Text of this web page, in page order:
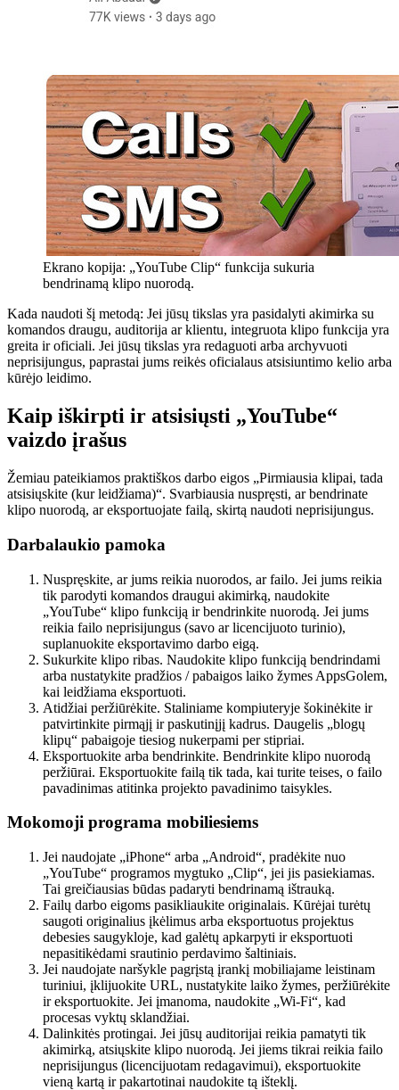
Ekrano kopija: „YouTube Clip“ funkcija sukuria
bendrinamą klipo nuorodą.
Kada naudoti šį metodą: Jei jūsų tikslas yra pasidalyti akimirka su
komandos draugu, auditorija ar klientu, integruota klipo funkcija yra
greita ir oficiali. Jei jūsų tikslas yra redaguoti arba archyvuoti
neprisijungus, paprastai jums reikės oficialaus atsisiuntimo kelio arba
kūrėjo leidimo.
Kaip iškirpti ir atsisiųsti „YouTube“
vaizdo įrašus
Žemiau pateikiamos praktiškos darbo eigos „Pirmiausia klipai, tada
atsisiųskite (kur leidžiama)“. Svarbiausia nuspręsti, ar bendrinate
klipo nuorodą, ar eksportuojate failą, skirtą naudoti neprisijungus.
Darbalaukio pamoka
Nuspręskite, ar jums reikia nuorodos, ar failo. Jei jums reikia
tik parodyti komandos draugui akimirką, naudokite
„YouTube“ klipo funkciją ir bendrinkite nuorodą. Jei jums
reikia failo neprisijungus (savo ar licencijuoto turinio),
suplanuokite eksportavimo darbo eigą.
Sukurkite klipo ribas. Naudokite klipo funkciją bendrindami
arba nustatykite pradžios / pabaigos laiko žymes AppsGolem,
kai leidžiama eksportuoti.
Atidžiai peržiūrėkite. Staliniame kompiuteryje šokinėkite ir
patvirtinkite pirmąjį ir paskutinįjį kadrus. Daugelis „blogų
klipų“ pabaigoje tiesiog nukerpami per stipriai.
Eksportuokite arba bendrinkite. Bendrinkite klipo nuorodą
peržiūrai. Eksportuokite failą tik tada, kai turite teises, o failo
pavadinimas atitinka projekto pavadinimo taisykles.
Mokomoji programa mobiliesiems
Jei naudojate „iPhone“ arba „Android“, pradėkite nuo
„YouTube“ programos mygtuko „Clip“, jei jis pasiekiamas.
Tai greičiausias būdas padaryti bendrinamą ištrauką.
Failų darbo eigoms pasikliaukite originalais. Kūrėjai turėtų
saugoti originalius įkėlimus arba eksportuotus projektus
debesies saugykloje, kad galėtų apkarpyti ir eksportuoti
nepasitikėdami srautinio perdavimo šaltiniais.
Jei naudojate naršykle pagrįstą įrankį mobiliajame leistinam
turiniui, įklijuokite URL, nustatykite laiko žymes, peržiūrėkite
ir eksportuokite. Jei įmanoma, naudokite „Wi-Fi“, kad
procesas vyktų sklandžiai.
Dalinkitės protingai. Jei jūsų auditorijai reikia pamatyti tik
akimirką, atsiųskite klipo nuorodą. Jei jiems tikrai reikia failo
neprisijungus (licencijuotam redagavimui), eksportuokite
vieną kartą ir pakartotinai naudokite tą išteklį.